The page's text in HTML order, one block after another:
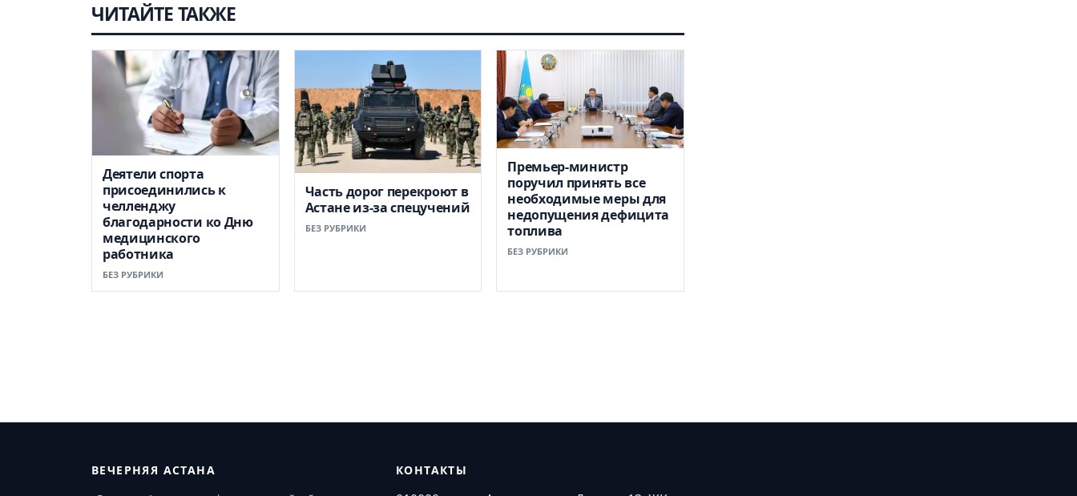
ЧИТАЙТЕ ТАКЖЕ
Деятели спорта
присоединились к
челленджу
благодарности ко Дню
медицинского
работника
БЕЗ РУБРИКИ
Часть дорог перекроют в
Астане из-за спецучений
БЕЗ РУБРИКИ
Премьер-министр
поручил принять все
необходимые меры для
недопущения дефицита
топлива
БЕЗ РУБРИКИ
ВЕЧЕРНЯЯ АСТАНА КОНТАКТЫ